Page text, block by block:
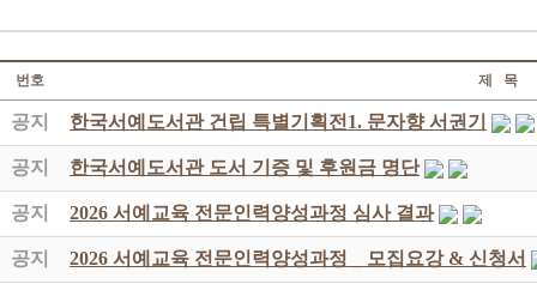
번호 제 목
공지 한국서예도서관 건립 특별기획전1. 문자향 서권기
공지 한국서예도서관 도서 기증 및 후원금 명단
공지 2026 서예교육 전문인력양성과정 심사 결과
공지 2026 서예교육 전문인력양성과정 _ 모집요강 & 신청서